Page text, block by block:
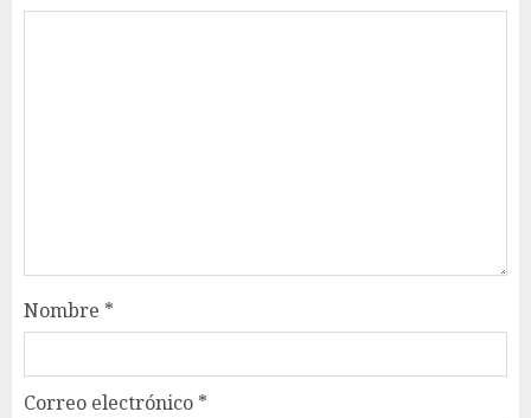
Nombre *
Correo electrónico *